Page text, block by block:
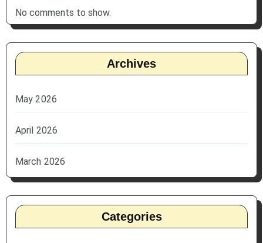
No comments to show.
Archives
May 2026
April 2026
March 2026
Categories